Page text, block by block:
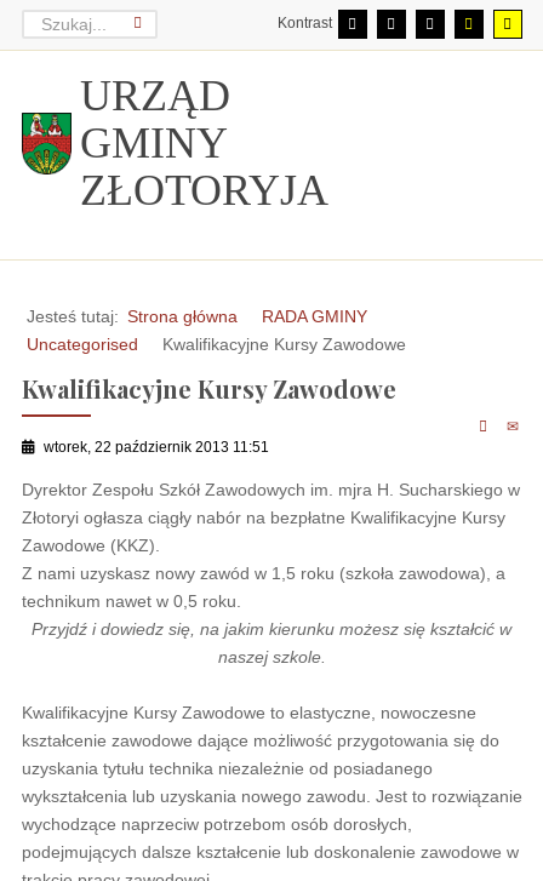
Kontrast
URZĄD
GMINY
ZŁOTORYJA
Jesteś tutaj: Strona główna
RADA GMINY
Uncategorised
Kwalifikacyjne Kursy Zawodowe
Kwalifikacyjne Kursy Zawodowe
wtorek, 22 październik 2013 11:51
Dyrektor Zespołu Szkół Zawodowych im. mjra H. Sucharskiego w
Złotoryi ogłasza ciągły nabór na bezpłatne Kwalifikacyjne Kursy
Zawodowe (KKZ).
Z nami uzyskasz nowy zawód w 1,5 roku (szkoła zawodowa), a
technikum nawet w 0,5 roku.
Przyjdź i dowiedz się, na jakim kierunku możesz się kształcić w
naszej szkole.
Kwalifikacyjne Kursy Zawodowe to elastyczne, nowoczesne
kształcenie zawodowe dające możliwość przygotowania się do
uzyskania tytułu technika niezależnie od posiadanego
wykształcenia lub uzyskania nowego zawodu. Jest to rozwiązanie
wychodzące naprzeciw potrzebom osób dorosłych,
podejmujących dalsze kształcenie lub doskonalenie zawodowe w